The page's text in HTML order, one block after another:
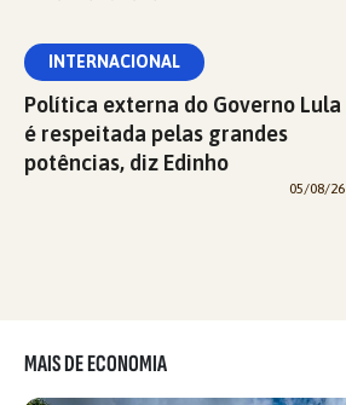
INTERNACIONAL
Política externa do Governo Lula
é respeitada pelas grandes
potências, diz Edinho
05/08/26
MAIS DE ECONOMIA